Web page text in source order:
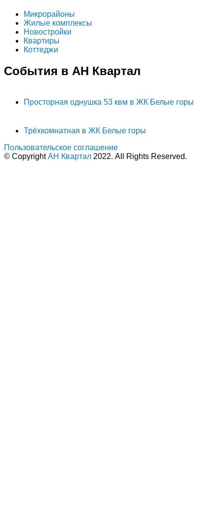
Микрорайоны
Жилые комплексы
Новостройки
Квартиры
Коттеджи
События в АН Квартал
Просторная однушка 53 квм в ЖК Белые горы
Трёхкомнатная в ЖК Белые горы
Пользовательское соглашение
© CopyrightАН Квартал 2022. All Rights Reserved.